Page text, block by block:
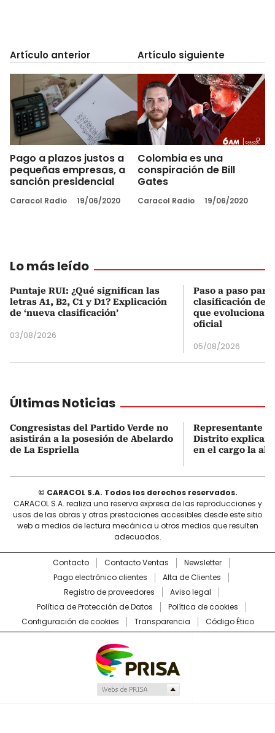
Artículo anterior
Pago a plazos justos a
pequeñas empresas, a
sanción presidencial
Caracol Radio 19/06/2020
Artículo siguiente
Colombia es una
conspiración de Bill
Gates
Caracol Radio 19/06/2020
Lo más leído
Puntaje RUI: ¿Qué significan las
letras A1, B2, C1 y D1? Explicación
de ‘nueva clasificación’
03/08/2026
Paso a paso
clasificación del
que evoluciona
oficial
05/08/2026
Últimas Noticias
Congresistas del Partido Verde no
asistirán a la posesión de Abelardo
de La Espriella
Representante
Distrito explicar
en el cargo la
© CARACOL S.A. Todos los derechos reservados.
CARACOL S.A. realiza una reserva expresa de las reproducciones y
usos de las obras y otras prestaciones accesibles desde este sitio
web a medios de lectura mecánica u otros medios que resulten
adecuados.
Contacto Contacto Ventas
Newsletter
Pago electrónico clientes
Alta de Clientes
Registro de proveedores
Aviso legal
Política de Protección de Datos
Política de cookies
Configuración de cookies
Transparencia Código Ético